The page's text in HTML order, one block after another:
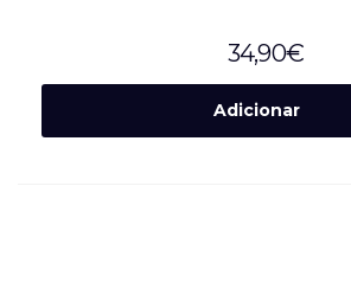
34,90€
Adicionar